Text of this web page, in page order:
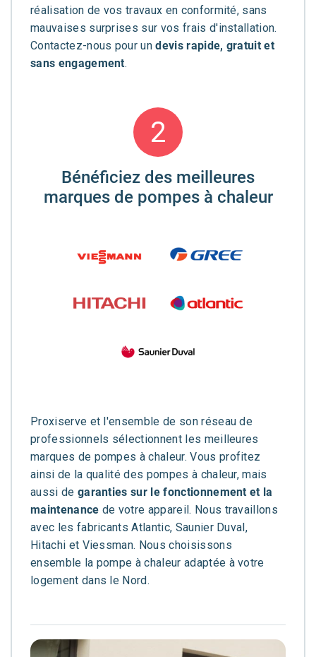
réalisation de vos travaux en conformité, sans
mauvaises surprises sur vos frais d'installation.
Contactez-nous pour undevis rapide, gratuit et
sans engagement.
2
Bénéficiez des meilleures
marques de pompes à chaleur
Proxiserve et l'ensemble de son réseau de
professionnels sélectionnent les meilleures
marques de pompes à chaleur. Vous profitez
ainsi de la qualité des pompes à chaleur, mais
aussi de garanties sur le fonctionnement et la
maintenance de votre appareil. Nous travaillons
avec les fabricants Atlantic, Saunier Duval,
Hitachi et Viessman. Nous choisissons
ensemble la pompe à chaleur adaptée à votre
logement dans le Nord.